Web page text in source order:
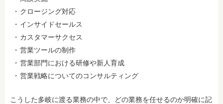
クロージング対応
インサイドセールス
カスタマーサクセス
営業ツールの制作
営業部門における研修や新人育成
営業戦略についてのコンサルティング
こうした多岐に渡る業務の中で、どの業務を任せるのか明確に記